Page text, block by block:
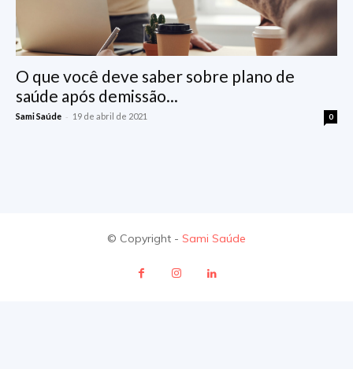
O que você deve saber sobre plano de
saúde após demissão...
Sami Saúde - 19 de abril de 2021 0
© Copyright - Sami Saúde